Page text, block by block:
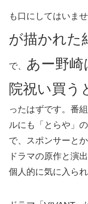
も口にしてはいませ
が描かれた
で、 あー野崎
院祝い買う
ったはずです。番
ルにも「とらや」
で、スポンサーと
ドラマの原作と演
個人的に気に入ら